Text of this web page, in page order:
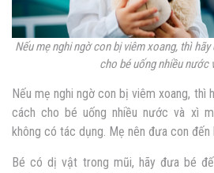
Nếu mẹ nghi ngờ con bị viêm xoang, thì
cho bé uống nhiều nước
Nếu mẹ nghi ngờ con bị viêm xoang, thì
cách cho bé uống nhiều nước và xì
không có tác dụng. Mẹ nên đưa con
Bé có dị vật trong mũi, hãy đưa bé